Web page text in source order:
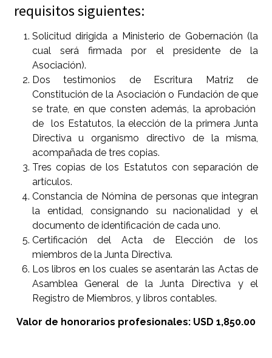
requisitos siguientes:
Solicitud dirigida a Ministerio de Gobernación (la
cual será firmada por el presidente de la
Asociación).
Dos testimonios de Escritura Matriz de
Constitución de la Asociación o Fundación de que
se trate, en que consten además, la aprobación
de los Estatutos, la elección de la primera Junta
Directiva u organismo directivo de la misma,
acompañada de tres copias.
Tres copias de los Estatutos con separación de
artículos.
Constancia de Nómina de personas que integran
la entidad, consignando su nacionalidad y el
documento de identificación de cada uno.
Certificación del Acta de Elección de los
miembros de la Junta Directiva.
Los libros en los cuales se asentarán las Actas de
Asamblea General de la Junta Directiva y el
Registro de Miembros, y libros contables.
Valor de honorarios profesionales: USD 1,850.00